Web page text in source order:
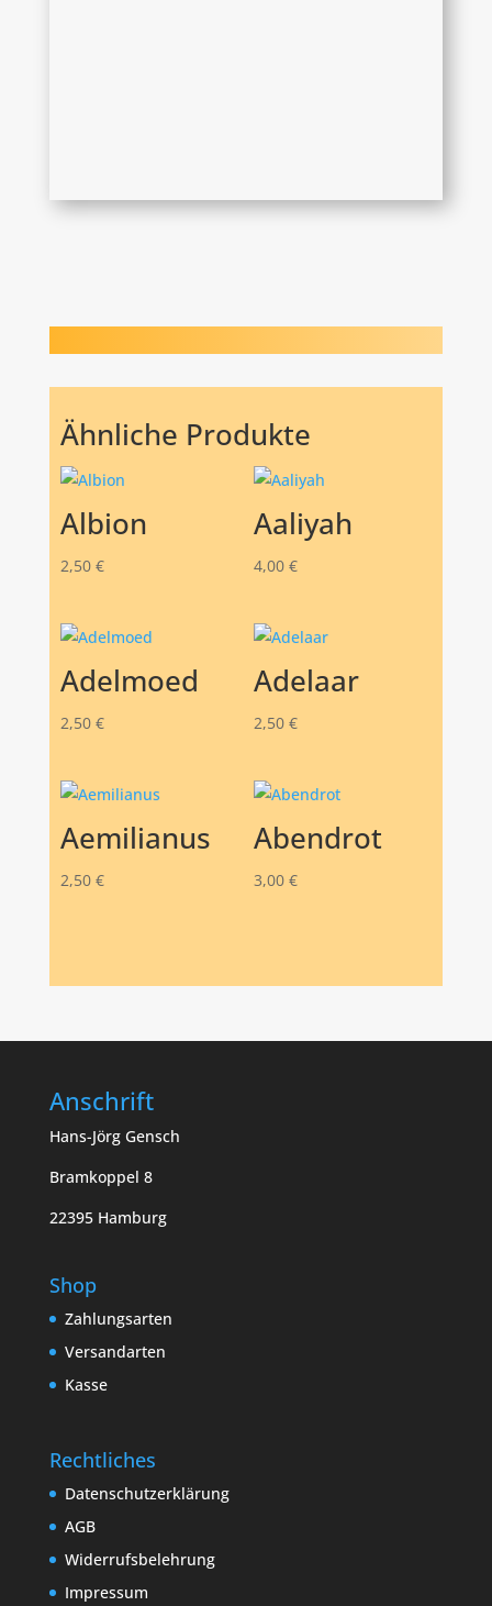
Ähnliche Produkte
Albion
2,50 €
Aaliyah
4,00 €
Adelmoed
2,50 €
Adelaar
2,50 €
Aemilianus
2,50 €
Abendrot
3,00 €
Anschrift
Hans-Jörg Gensch
Bramkoppel 8
22395 Hamburg
Shop
Zahlungsarten
Versandarten
Kasse
Rechtliches
Datenschutzerklärung
AGB
Widerrufsbelehrung
Impressum